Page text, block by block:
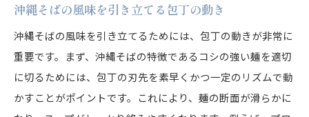
沖縄そばの歴史を彩る包丁技術
包丁が紡ぐ沖縄そばの歴史と物語
沖縄そばの伝統を支える包丁の役割
沖縄そばの歴史を包丁で振り返る
沖縄そばの風味を引き立てる包丁の動き
沖縄そばの風味を引き立てるためには、包丁の動きが非常に
重要です。まず、沖縄そばの特徴であるコシの強い麺を適切
に切るためには、包丁の刃先を素早くかつ一定のリズムで動
かすことがポイントです。これにより、麺の断面が滑らかに